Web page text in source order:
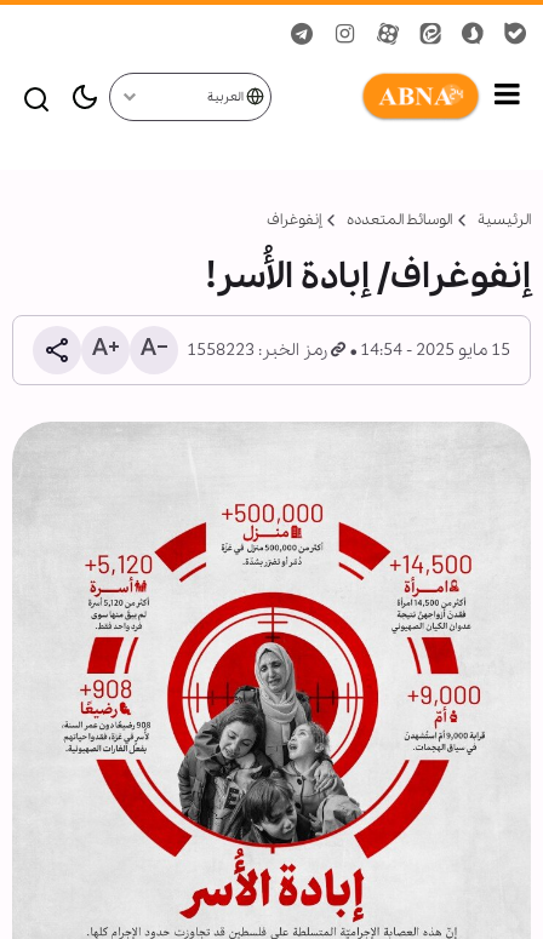
العربية
الرئيسية الوسائط المتعدده إنفوغراف
إنفوغراف/ إبادة الأُسر!
15 مايو 2025 - 14:54 رمز الخبر: 1558223